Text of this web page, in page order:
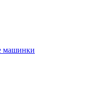
машинки